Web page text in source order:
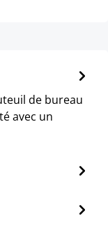
de bureau
avec un